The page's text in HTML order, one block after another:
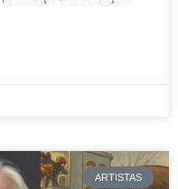
ARTISTAS